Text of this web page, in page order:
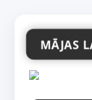
MĀJAS